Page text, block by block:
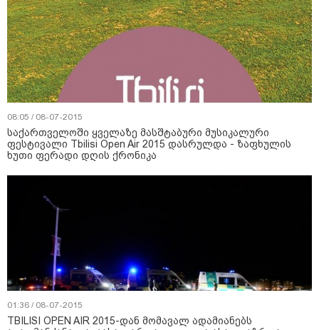
08:05 / 08-07-2015
საქართველოში ყველაზე მასშტაბური მუსიკალური
ფესტივალი Tbilisi Open Air 2015 დასრულდა - ზაფხულის
ხუთი ფერადი დღის ქრონიკა
01:36 / 08-07-2015
TBILISI OPEN AIR 2015-დან მომავალ ადამიანებს